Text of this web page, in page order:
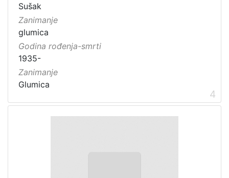
Sušak
Zanimanje
glumica
Godina rođenja-smrti
1935-
Zanimanje
Glumica
4